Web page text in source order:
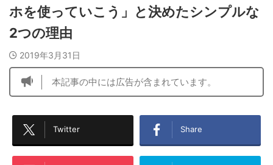
ホを使っていこう」と決めたシンプルな
2つの理由
2019年3月31日
本記事の中には広告が含まれています。
Twitter Share